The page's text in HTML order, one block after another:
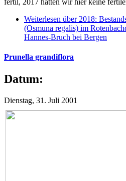
Weiterlesen über 2018:
(Osmuna regalis) im
Hannes-Bruch bei Bergen
Prunella grandiflora
Datum:
Dienstag, 31. Juli 2001